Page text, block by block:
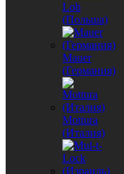
Lob
(Польша)
Mauer
(Германия)
Mottura
(Италия)